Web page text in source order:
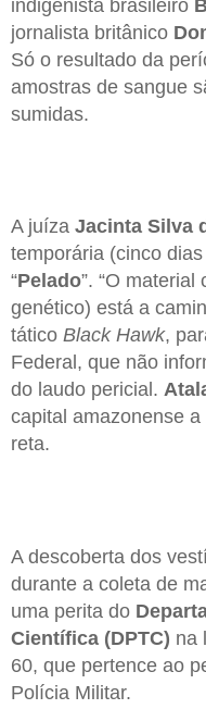
indigenista brasileiro
jornalista britânico
Só o resultado da
amostras de sangue
sumidas.
A juíza Jacinta Silva
temporária (cinco
“Pelado”. “O
genético) está a
tático Black Hawk,
Federal, que não
do laudo pericial.
capital amazonense
reta.
A descoberta dos
durante a coleta de
uma perita do
Científica (DPTC) na
60, que pertence ao
Polícia Militar.